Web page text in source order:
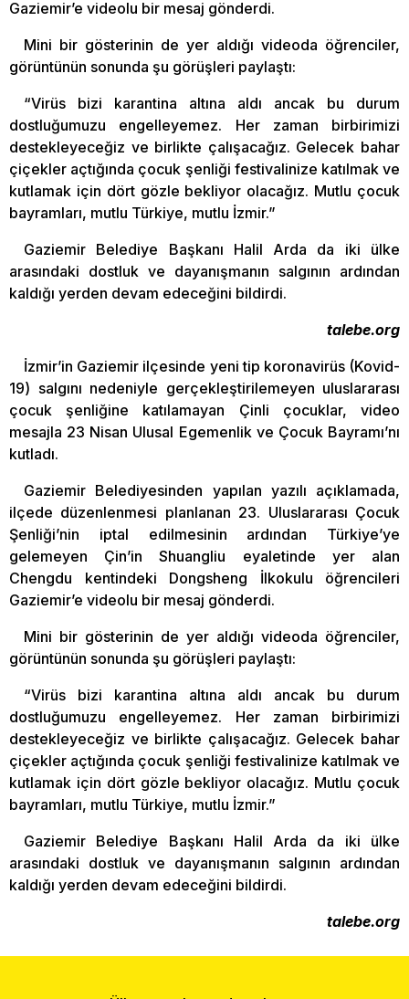
Gaziemir’e videolu bir mesaj gönderdi.
Mini bir gösterinin de yer aldığı videoda öğrenciler,
görüntünün sonunda şu görüşleri paylaştı:
“Virüs bizi karantina altına aldı ancak bu durum
dostluğumuzu engelleyemez. Her zaman birbirimizi
destekleyeceğiz ve birlikte çalışacağız. Gelecek bahar
çiçekler açtığında çocuk şenliği festivalinize katılmak ve
kutlamak için dört gözle bekliyor olacağız. Mutlu çocuk
bayramları, mutlu Türkiye, mutlu İzmir.”
Gaziemir Belediye Başkanı Halil Arda da iki ülke
arasındaki dostluk ve dayanışmanın salgının ardından
kaldığı yerden devam edeceğini bildirdi.
talebe.org
İzmir’in Gaziemir ilçesinde yeni tip koronavirüs (Kovid-
19) salgını nedeniyle gerçekleştirilemeyen uluslararası
çocuk şenliğine katılamayan Çinli çocuklar, video
mesajla 23 Nisan Ulusal Egemenlik ve Çocuk Bayramı’nı
kutladı.
Gaziemir Belediyesinden yapılan yazılı açıklamada,
ilçede düzenlenmesi planlanan 23. Uluslararası Çocuk
Şenliği’nin iptal edilmesinin ardından Türkiye’ye
gelemeyen Çin’in Shuangliu eyaletinde yer alan
Chengdu kentindeki Dongsheng İlkokulu öğrencileri
Gaziemir’e videolu bir mesaj gönderdi.
Mini bir gösterinin de yer aldığı videoda öğrenciler,
görüntünün sonunda şu görüşleri paylaştı:
“Virüs bizi karantina altına aldı ancak bu durum
dostluğumuzu engelleyemez. Her zaman birbirimizi
destekleyeceğiz ve birlikte çalışacağız. Gelecek bahar
çiçekler açtığında çocuk şenliği festivalinize katılmak ve
kutlamak için dört gözle bekliyor olacağız. Mutlu çocuk
bayramları, mutlu Türkiye, mutlu İzmir.”
Gaziemir Belediye Başkanı Halil Arda da iki ülke
arasındaki dostluk ve dayanışmanın salgının ardından
kaldığı yerden devam edeceğini bildirdi.
talebe.org